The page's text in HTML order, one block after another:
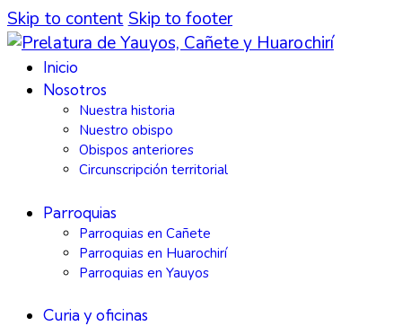
Skip to content Skip to footer
Inicio
Nosotros
Nuestra historia
Nuestro obispo
Obispos anteriores
Circunscripción territorial
Parroquias
Parroquias en Cañete
Parroquias en Huarochirí
Parroquias en Yauyos
Curia y oficinas